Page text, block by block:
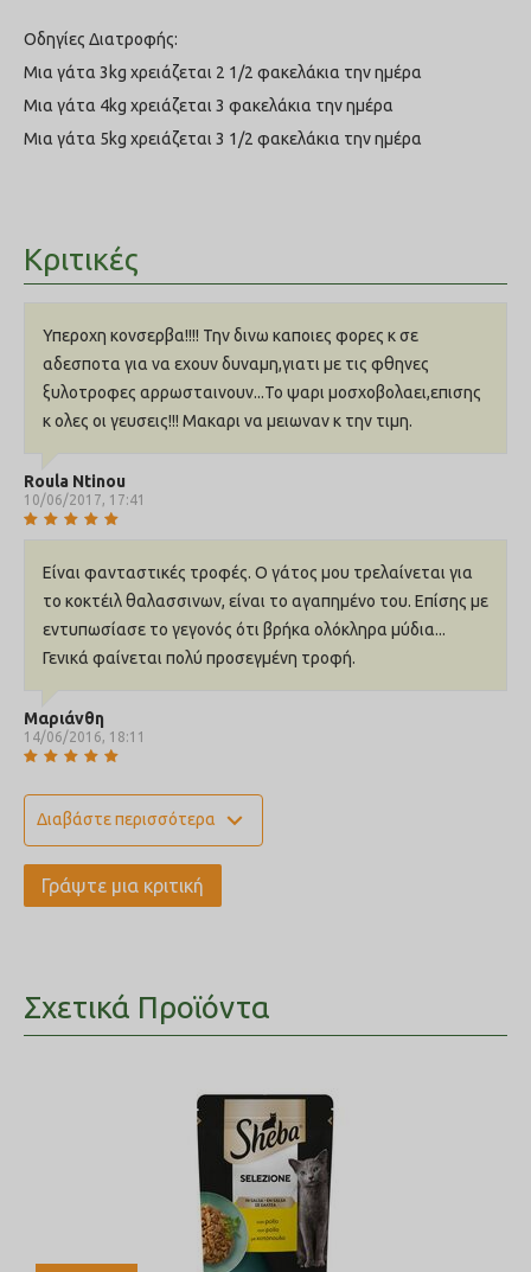
Οδηγίες Διατροφής:
Μια γάτα 3kg χρειάζεται 2 1/2 φακελάκια την ημέρα
Μια γάτα 4kg χρειάζεται 3 φακελάκια την ημέρα
Μια γάτα 5kg χρειάζεται 3 1/2 φακελάκια την ημέρα
Κριτικές
Υπεροχη κονσερβα!!!! Την δινω καποιες φορες κ σε
αδεσποτα για να εχουν δυναμη,γιατι με τις φθηνες
ξυλοτροφες αρρωσταινουν...Το ψαρι μοσχοβολαει,επισης
κ ολες οι γευσεις!!! Μακαρι να μειωναν κ την τιμη.
Roula Ntinou
10/06/2017, 17:41
Είναι φανταστικές τροφές. Ο γάτος μου τρελαίνεται για
το κοκτέιλ θαλασσινων, είναι το αγαπημένο του. Επίσης με
εντυπωσίασε το γεγονός ότι βρήκα ολόκληρα μύδια...
Γενικά φαίνεται πολύ προσεγμένη τροφή.
Μαριάνθη
14/06/2016, 18:11
Διαβάστε περισσότερα expand_more
Γράψτε μια κριτική
Σχετικά Προϊόντα